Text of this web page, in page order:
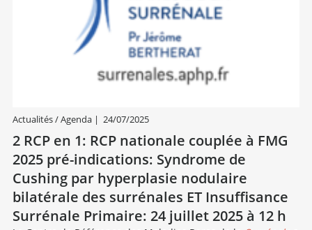
Actualités / Agenda| 24/07/2025
2 RCP en 1: RCP nationale couplée à FMG
2025 pré-indications: Syndrome de
Cushing par hyperplasie nodulaire
bilatérale des surrénales ET Insuffisance
Surrénale Primaire: 24 juillet 2025 à 12 h